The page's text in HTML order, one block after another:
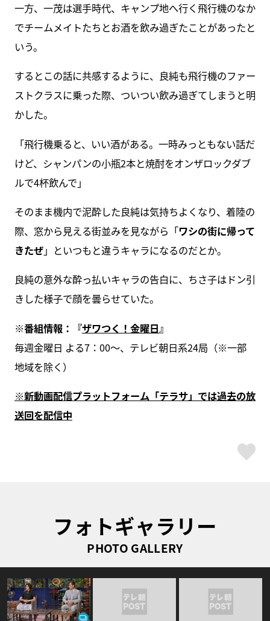
一方、一茂は選手時代、キャンプ地へ行く飛行機のなか
でチームメイトたちとお酒を飲み過ぎたことがあったと
いう。
するとこの話に共感するように、良純も飛行機のファー
ストクラスに乗った際、ついつい飲み過ぎてしまうと明
かした。
「飛行機乗ると、いい酒がある。一時みっともない話だ
けど、シャンパンの小瓶2本と焼酎をオンザロックダブ
ルで4杯飲んで」
そのまま機内で泥酔した良純は気持ちよくなり、着陸の
際、窓から見える街並みを見ながら「ワシの街に帰って
きたぜ」といつもと違うキャラになるのだとか。
良純の意外な酔っ払いキャラの告白に、ちさ子はドン引
きした様子で顔を曇らせていた。
※番組情報：『ザワつく！金曜日 』
毎週金曜日 よる7：00〜、テレビ朝日系24局（※一部
地域を除く）
※新動画配信プラットフォーム「テラサ」では過去の放
送回を配信中
フォトギャラリー
PHOTO GALLERY